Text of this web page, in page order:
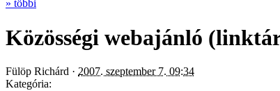
» többi
Közösségi webajánló
Fülöp Richárd · 2007. szeptember 7. 09:34
Kategória: